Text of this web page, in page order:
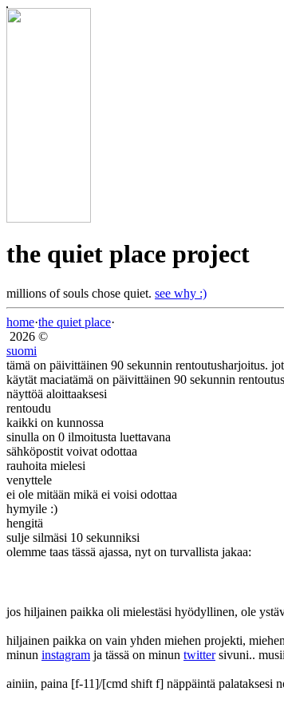
the quiet place project
millions of souls chose quiet. see why :)
home·the quiet place·
2026 ©
suomi
tämä on päivittäinen 90 sekunnin rentoutusharjoitus.
käytät maciatämä on päivittäinen 90 sekunnin
näyttöä aloittaaksesi
rentoudu
kaikki on kunnossa
sinulla on 0 ilmoitusta luettavana
sähköpostit voivat odottaa
rauhoita mielesi
venyttele
ei ole mitään mikä ei voisi odottaa
hymyile :)
hengitä
sulje silmäsi 10 sekunniksi
olemme taas tässä ajassa, nyt on turvallista jakaa:
jos hiljainen paikka oli mielestäsi hyödyllinen, ole
hiljainen paikka on vain yhden miehen projekti,
minun instagram ja tässä on minun twittersivuni..
ainiin, paina [f-11]/[cmd shift f] näppäintä palataksesi